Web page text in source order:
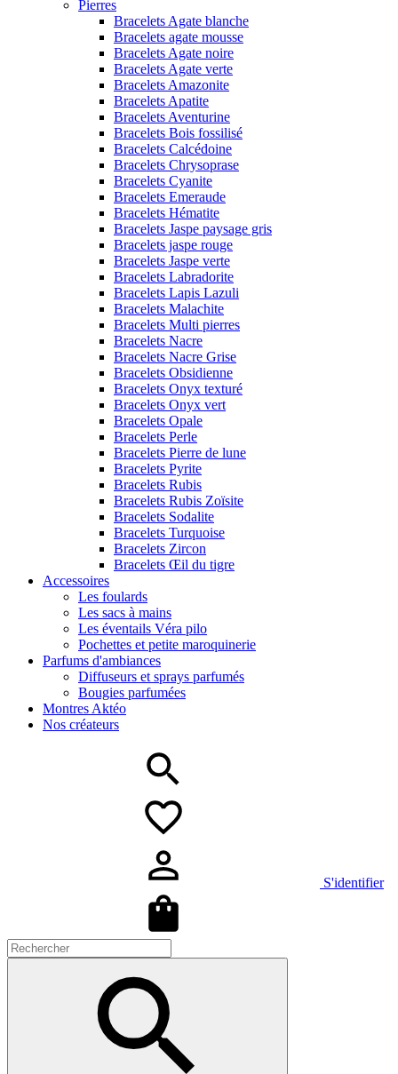
Pierres
Bracelets Agate blanche
Bracelets agate mousse
Bracelets Agate noire
Bracelets Agate verte
Bracelets Amazonite
Bracelets Apatite
Bracelets Aventurine
Bracelets Bois fossilisé
Bracelets Calcédoine
Bracelets Chrysoprase
Bracelets Cyanite
Bracelets Emeraude
Bracelets Hématite
Bracelets Jaspe paysage gris
Bracelets jaspe rouge
Bracelets Jaspe verte
Bracelets Labradorite
Bracelets Lapis Lazuli
Bracelets Malachite
Bracelets Multi pierres
Bracelets Nacre
Bracelets Nacre Grise
Bracelets Obsidienne
Bracelets Onyx texturé
Bracelets Onyx vert
Bracelets Opale
Bracelets Perle
Bracelets Pierre de lune
Bracelets Pyrite
Bracelets Rubis
Bracelets Rubis Zoïsite
Bracelets Sodalite
Bracelets Turquoise
Bracelets Zircon
Bracelets Œil du tigre
Accessoires
Les foulards
Les sacs à mains
Les éventails Véra pilo
Pochettes et petite maroquinerie
Parfums d'ambiances
Diffuseurs et sprays parfumés
Bougies parfumées
Montres Aktéo
Nos créateurs
S'identifier